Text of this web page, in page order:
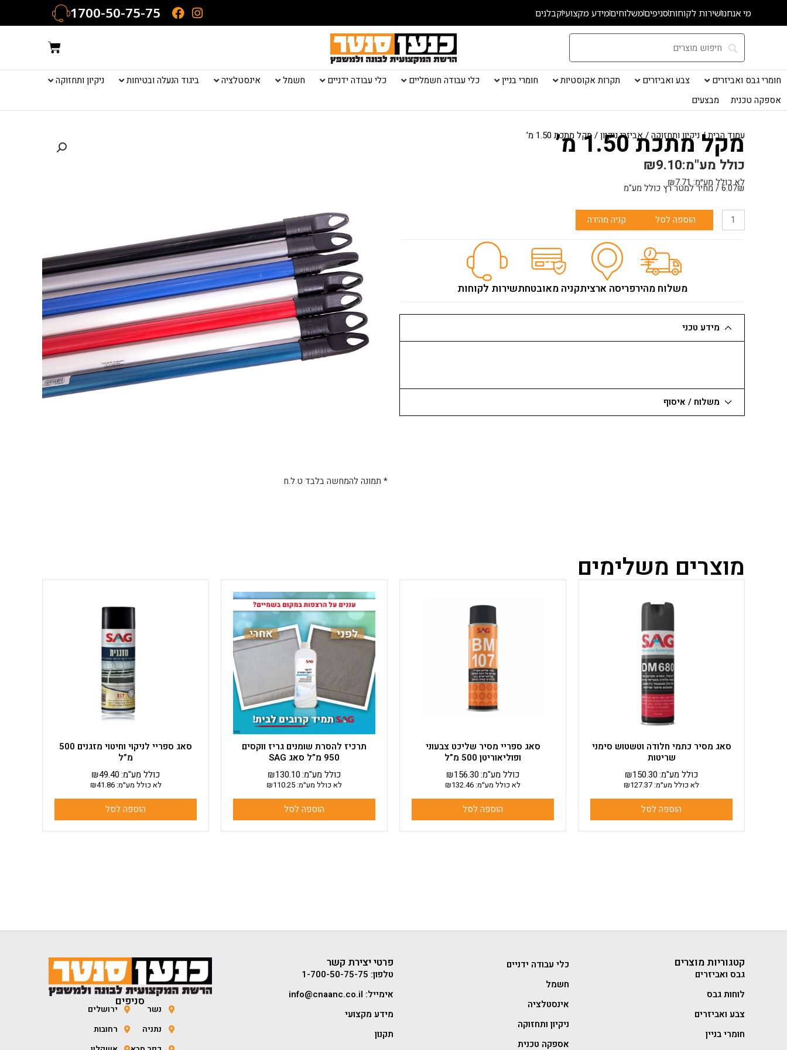
מי אנחנושירות לקוחותסניפיםמשלוחיםמידע מקצועיקבלנים 1700-50-75-75
עגלת
קניות
חומרי גבס ואביזרים צבע ואביזרים תקרות אקוסטיות חומרי בניין כלי עבודה חשמליים כלי עבודה ידניים חשמל אינסטלציה ביגוד הנעלה ובטיחות
ניקיון ותחזוקה
אספקה טכנית
מבצעים
עמוד הבית/ניקיון ותחזוקה/אביזרי ניקיון/ מקל מתכת 1.50 מ’ מקל מתכת 1.50 מ’
₪9.10כולל מע"מ:
לא כולל מע״מ: ₪7.71
6.07₪ / מחיר למטר רץ כולל מע"מ
כמות
הוספה לסל קניה מהירה
משלוח מהירפריסה ארציתקניה מאובטחתשירות לקוחות
מידע טכני
משלוח / איסוף
* תמונה להמחשה בלבד ט.ל.ח
מוצרים משלימים
סאג מסיר כתמי חלודה וטשטוש סימני
שריטות
₪150.30כולל מע"מ:
לא כולל מע״מ: ₪127.37
הוספה לסל
סאג ספריי מסיר שליכט צבעוני
ופוליאוריטן 500 מ”ל
₪156.30כולל מע"מ:
לא כולל מע״מ: ₪132.46
הוספה לסל
תרכיז להסרת שומנים גריז ווקסים
950 מ”ל סאג SAG
₪130.10כולל מע"מ:
לא כולל מע״מ: ₪110.25
הוספה לסל
סאג ספריי לניקוי וחיטוי מזגנים 500
מ”ל
₪49.40כולל מע"מ:
לא כולל מע״מ: ₪41.86
הוספה לסל
קטגוריות מוצרים
גבס ואביזרים
לוחות גבס
צבע ואביזרים
חומרי בניין
כלי עבודה ידניים
חשמל
אינסטלציה
ניקיון ותחזוקה
אספקה טכנית
פרטי יצירת קשר
טלפון: 1-700-50-75-75
אימייל: info@cnaanc.co.il
מידע מקצועי
תקנון
סניפים
נשר
נתניה
ירושלים
רחובות